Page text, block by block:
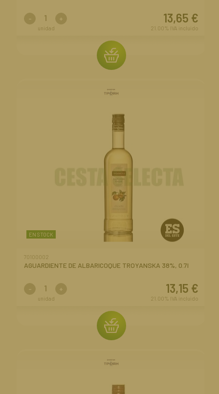
13,65 €
21.00% IVA incluido
- +
unidad
EN STOCK
70100002
AGUARDIENTE DE ALBARICOQUE TROYANSKA 38%, 0.7l
13,15 €
21.00% IVA incluido
- +
unidad